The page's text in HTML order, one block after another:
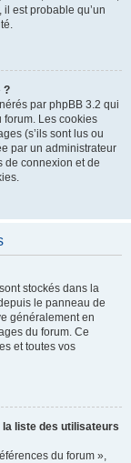
il est probable qu’un
?
par phpBB 3.2 qui
forum. Les cookies
(s’ils sont lus ou
par un administrateur
de connexion et de
stockés dans la
le panneau de
généralement en
du forum. Ce
et toutes vos
la liste des utilisateurs
du forum »,